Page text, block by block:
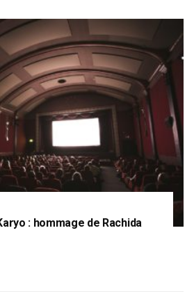
: hommage de Rachida